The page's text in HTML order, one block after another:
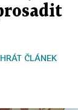
ČLÁNEK